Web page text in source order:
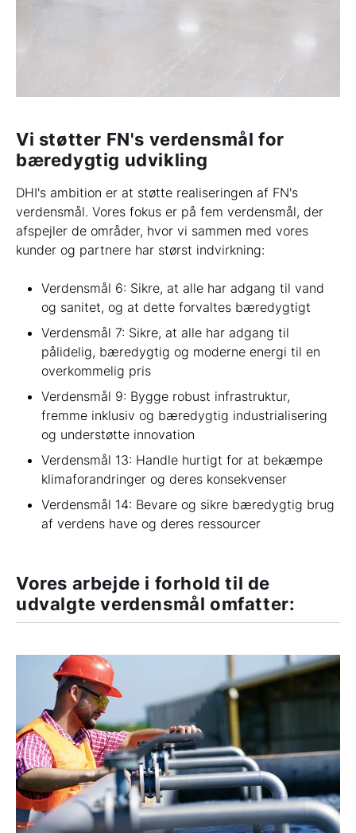
Vi støtter FN's verdensmål for
bæredygtig udvikling
DHI's ambition er at støtte realiseringen af ​​FN's
verdensmål. Vores fokus er på fem verdensmål, der
afspejler de områder, hvor vi sammen med vores
kunder og partnere har størst indvirkning:
Verdensmål 6: Sikre, at alle har adgang til vand
og sanitet, og at dette forvaltes bæredygtigt
Verdensmål 7: Sikre, at alle har adgang til
pålidelig, bæredygtig og moderne energi til en
overkommelig pris
Verdensmål 9: Bygge robust infrastruktur,
fremme inklusiv og bæredygtig industrialisering
og understøtte innovation
Verdensmål 13: Handle hurtigt for at bekæmpe
klimaforandringer og deres konsekvenser
Verdensmål 14: Bevare og sikre bæredygtig brug
af verdens have og deres ressourcer
Vores arbejde i forhold til de
udvalgte verdensmål omfatter: